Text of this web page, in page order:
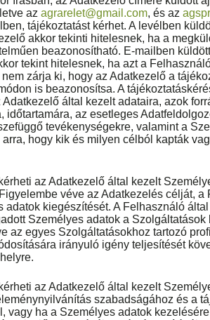
az agrarelet@gmail.com, és az
tájékoztatást kérhet. A levélben
akkor tekinti hitelesnek, ha a
beazonosítható. E-mailben
tekint hitelesnek, ha azt a
zárja ki, hogy az Adatkezelő a
is beazonosítsa. A
által kezelt adataira, azok
időtartamára, az esetleges
tevékenységekre, valamint a
hogy kik és milyen célból kapták
az Adatkezelő által kezelt
véve az Adatkezelés célját, a
adatok kiegészítését. A Felhasználó
Személyes adatok a
az egyes Szolgáltatásokhoz tartozó
irányuló igény teljesítését
az Adatkezelő által kezelt
szabadságához és a
vagy ha a Személyes adatok